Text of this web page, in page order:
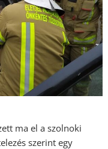
ma el a szolnoki
szerint egy